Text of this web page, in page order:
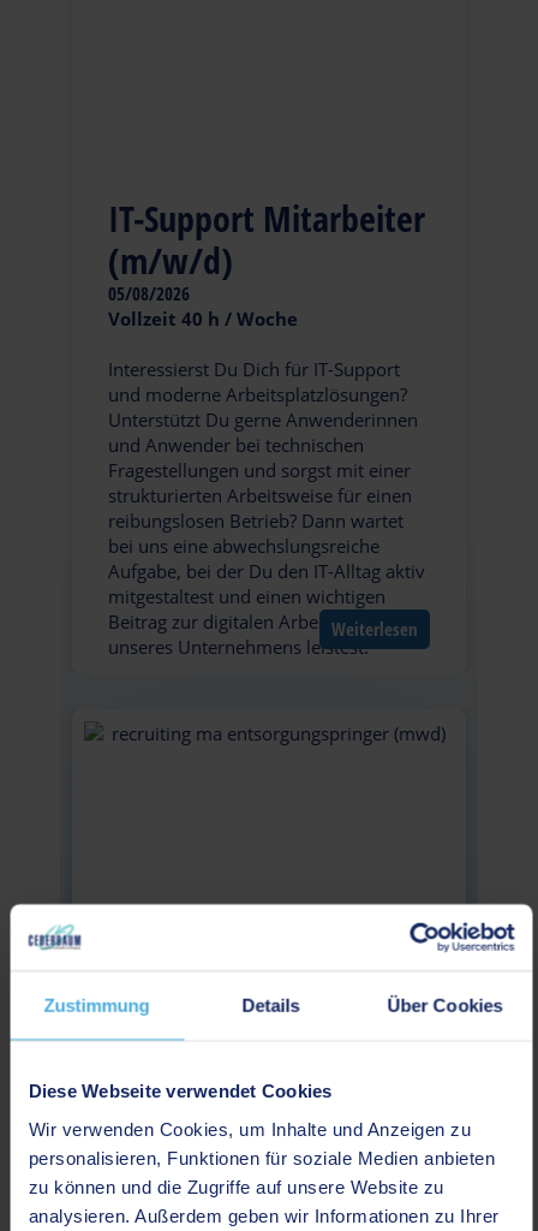
Zustimmung Details Über Cookies
Diese Webseite verwendet Cookies
Wir verwenden Cookies, um Inhalte und Anzeigen zu
personalisieren, Funktionen für soziale Medien anbieten
zu können und die Zugriffe auf unsere Website zu
analysieren. Außerdem geben wir Informationen zu Ihrer
IT-Support Mitarbeiter
(m/w/d)
05/08/2026
Vollzeit 40 h / Woche
Interessierst Du Dich für IT-Support
und moderne Arbeitsplatzlösungen?
Unterstützt Du gerne Anwenderinnen
und Anwender bei technischen
Fragestellungen und sorgst mit einer
strukturierten Arbeitsweise für einen
reibungslosen Betrieb? Dann wartet
bei uns eine abwechslungsreiche
Aufgabe, bei der Du den IT-Alltag aktiv
mitgestaltest und einen wichtigen
Beitrag zur digitalen Arbeitsumgebung
unseres Unternehmens leistest.
Weiterlesen
Mitarbeiter
Entsorgung / Springer
(m/w/d)
04/06/2026